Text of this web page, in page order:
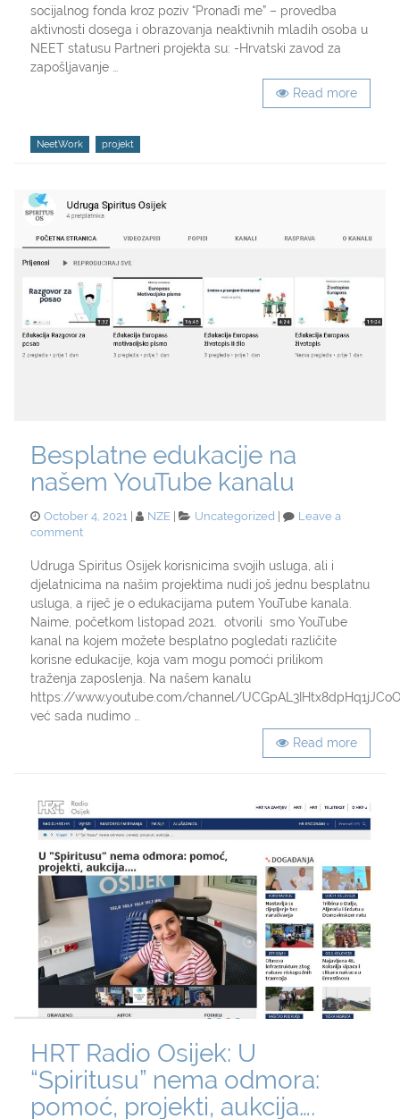
socijalnog fonda kroz poziv “Pronađi me” – provedba
aktivnosti dosega i obrazovanja neaktivnih mladih osoba u
NEET statusu Partneri projekta su: -Hrvatski zavod za
zapošljavanje …
Read more
Tags
NeetWork projekt
Besplatne edukacije na
našem YouTube kanalu
Posted
on
October 4, 2021 NZE Categories
Uncategorized
Leave a
commenton
edukacije
na
našem
YouTube
kanalu
Udruga Spiritus Osijek korisnicima svojih usluga, ali i
djelatnicima na našim projektima nudi još jednu besplatnu
usluga, a riječ je o edukacijama putem YouTube kanala.
Naime, početkom listopad 2021. otvorili smo YouTube
kanal na kojem možete besplatno pogledati različite
korisne edukacije, koja vam mogu pomoći prilikom
traženja zaposlenja. Na našem kanalu
https://www.youtube.com/channel/
već sada nudimo …
Read more
HRT Radio Osijek: U
“Spiritusu” nema odmora:
pomoć, projekti, aukcija….